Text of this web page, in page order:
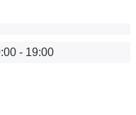
- 19:00